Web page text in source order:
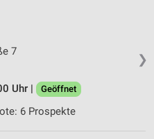
❯
7
Uhr |
Geöffnet
6 Prospekte